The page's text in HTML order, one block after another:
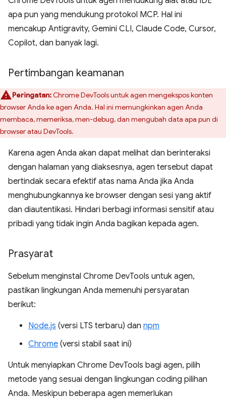
apa pun yang mendukung protokol MCP. Hal ini
mencakup Antigravity, Gemini CLI, Claude Code, Cursor,
Copilot, dan banyak lagi.
Pertimbangan keamanan
Peringatan:Chrome DevTools untuk agen mengekspos konten
browser Anda ke agen Anda. Hal ini memungkinkan agen Anda
membaca, memeriksa, men-debug, dan mengubah data apa pun di
browser atau DevTools.
Karena agen Anda akan dapat melihat dan berinteraksi
dengan halaman yang diaksesnya, agen tersebut dapat
bertindak secara efektif atas nama Anda jika Anda
menghubungkannya ke browser dengan sesi yang aktif
dan diautentikasi. Hindari berbagi informasi sensitif atau
pribadi yang tidak ingin Anda bagikan kepada agen.
Prasyarat
Sebelum menginstal Chrome DevTools untuk agen,
pastikan lingkungan Anda memenuhi persyaratan
berikut:
Node.js (versi LTS terbaru) dan npm
Chrome (versi stabil saat ini)
Untuk menyiapkan Chrome DevTools bagi agen, pilih
metode yang sesuai dengan lingkungan coding pilihan
Anda. Meskipun beberapa agen memerlukan